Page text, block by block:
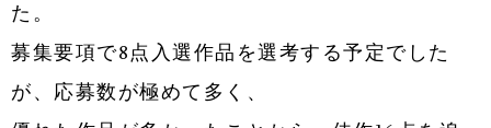
た。
募集要項で8点入選作品を選考する予定でした
が、応募数が極めて多く、